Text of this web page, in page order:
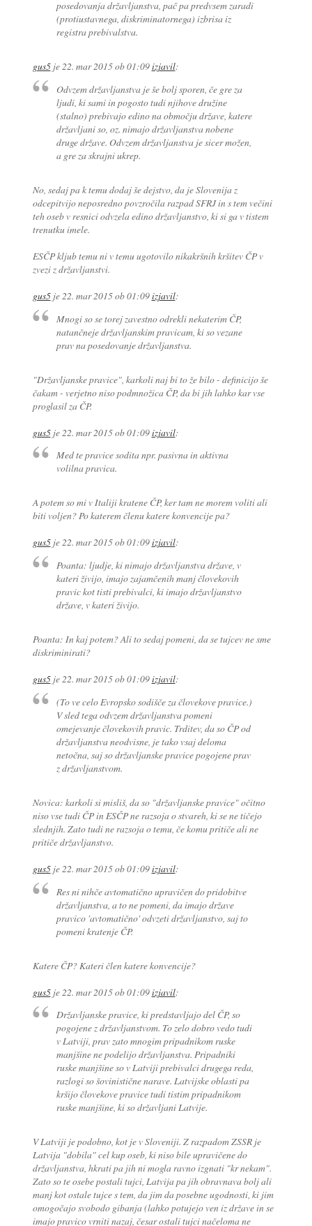
posedovanja državljanstva, pač pa predvsem zaradi
(protiustavnega, diskriminatornega) izbrisa iz
registra prebivalstva.
gus5je22. mar 2015 ob 01:09izjavil:
Odvzem državljanstva je še bolj sporen, če gre za
ljudi, ki sami in pogosto tudi njihove družine
(stalno) prebivajo edino na območju države, katere
državljani so, oz. nimajo državljanstva nobene
druge države. Odvzem državljanstva je sicer možen,
a gre za skrajni ukrep.
No, sedaj pa k temu dodaj še dejstvo, da je Slovenija z
odcepitvijo neposredno povzročila razpad SFRJ in s tem večini
teh oseb v resnici odvzela edino državljanstvo, ki si ga v tistem
trenutku imele.
ESČP kljub temu ni v temu ugotovilo nikakršnih kršitev ČP v
zvezi z državljanstvi.
gus5je22. mar 2015 ob 01:09izjavil:
Mnogi so se torej zavestno odrekli nekaterim ČP,
natančneje državljanskim pravicam, ki so vezane
prav na posedovanje državljanstva.
"Državljanske pravice", karkoli naj bi to že bilo - definicijo še
čakam - verjetno niso podmnožica ČP, da bi jih lahko kar vse
proglasil za ČP.
gus5je 22. mar 2015 ob 01:09izjavil:
Med te pravice sodita npr. pasivna in aktivna
volilna pravica.
A potem so mi v Italiji kratene ČP, ker tam ne morem voliti ali
biti voljen? Po katerem členu katere konvencije pa?
gus5je22. mar 2015 ob 01:09izjavil:
Poanta: ljudje, ki nimajo državljanstva države, v
kateri živijo, imajo zajamčenih manj človekovih
pravic kot tisti prebivalci, ki imajo državljanstvo
države, v kateri živijo.
Poanta: In kaj potem? Ali to sedaj pomeni, da se tujcev ne sme
diskriminirati?
gus5je22. mar 2015 ob 01:09izjavil:
(To ve celo Evropsko sodišče za človekove pravice.)
V sled tega odvzem državljanstva pomeni
omejevanje človekovih pravic. Trditev, da so ČP od
državljanstva neodvisne, je tako vsaj deloma
netočna, saj so državljanske pravice pogojene prav
z državljanstvom.
Novica: karkoli si misliš, da so "državljanske pravice" očitno
niso vse tudi ČP in ESČP ne razsoja o stvareh, ki se ne tičejo
slednjih. Zato tudi ne razsoja o temu, če komu pritiče ali ne
pritiče državljanstvo.
gus5je22. mar 2015 ob 01:09izjavil:
Res ni nihče avtomatično upravičen do pridobitve
državljanstva, a to ne pomeni, da imajo države
pravico 'avtomatično' odvzeti državljanstvo, saj to
pomeni kratenje ČP.
Katere ČP? Kateri člen katere konvencije?
gus5je 22. mar 2015 ob 01:09izjavil:
Državljanske pravice, ki predstavljajo del ČP, so
pogojene z državljanstvom. To zelo dobro vedo tudi
v Latviji, prav zato mnogim pripadnikom ruske
manjšine ne podelijo državljanstva. Pripadniki
ruske manjšine so v Latviji prebivalci drugega reda,
razlogi so šovinistične narave. Latvijske oblasti pa
kršijo človekove pravice tudi tistim pripadnikom
ruske manjšine, ki so državljani Latvije.
V Latviji je podobno, kot je v Sloveniji. Z razpadom ZSSR je
Latvija "dobila" cel kup oseb, ki niso bile upravičene do
državljanstva, hkrati pa jih ni mogla ravno izgnati "kr nekam".
Zato so te osebe postali tujci, Latvija pa jih obravnava bolj ali
manj kot ostale tujce s tem, da jim da posebne ugodnosti, ki jim
omogočajo svobodo gibanja (lahko potujejo ven iz države in se
imajo pravico vrniti nazaj, česar ostali tujci načeloma ne